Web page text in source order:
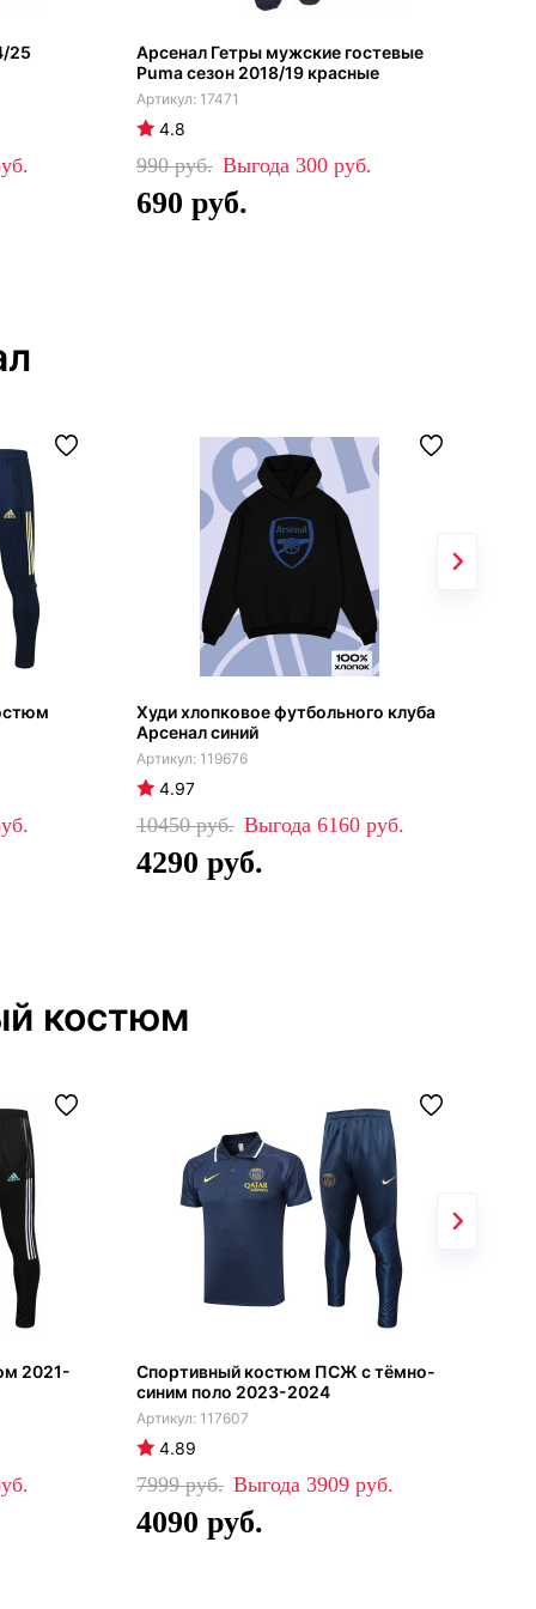
25
Арсенал Гетры мужские гостевые
Puma сезон 2018/19 красные
17471
4.8
990 300
690
Худи хлопковое футбольного клуба
Арсенал синий
119676
4.97
10450 6160
4290
костюм
2021-
Спортивный костюм ПСЖ с тёмно-
синим поло 2023-2024
117607
4.89
7999 3909
4090